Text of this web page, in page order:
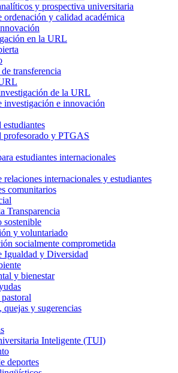
y prospectiva universitaria
ordenación y calidad académica
en la URL
transferencia
de la URL
investigación e innovación
y PTGAS
estudiantes internacionales
relaciones internacionales y estudiantes
comunitarios
Transparencia
sostenible
y voluntariado
socialmente comprometida
Igualdad y Diversidad
y bienestar
quejas y sugerencias
Inteligente (TUI)
deportes